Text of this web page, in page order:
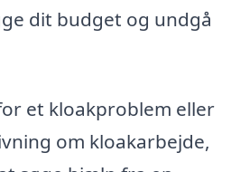
dit budget og undgå
et kloakproblem eller
om kloakarbejde,